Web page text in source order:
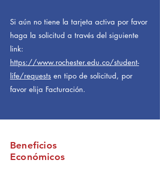
Si aún no tiene la tarjeta activa por favor
haga la solicitud a través del siguiente
link:
https://www.rochester.edu.co/student-
life/requests en tipo de solicitud, por
favor elija Facturación.
Beneficios
Económicos